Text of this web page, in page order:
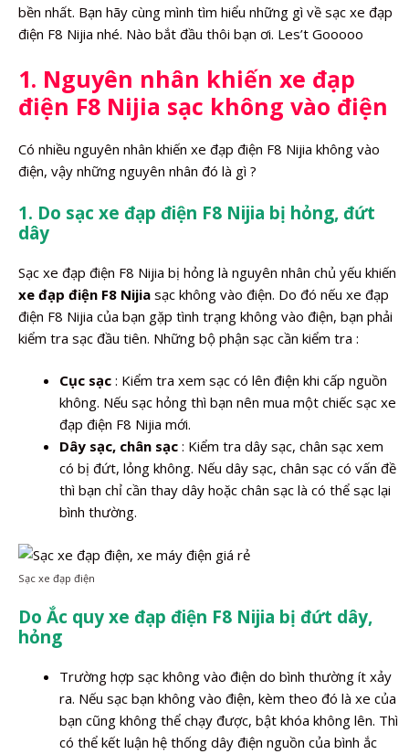
bền nhất. Bạn hãy cùng mình tìm hiểu những gì về sạc xe đạp
điện F8 Nijia nhé. Nào bắt đầu thôi bạn ơi. Les’t Gooooo
1. Nguyên nhân khiến xe đạp
điện F8 Nijia sạc không vào điện
Có nhiều nguyên nhân khiến xe đạp điện F8 Nijia không vào
điện, vậy những nguyên nhân đó là gì ?
1. Do sạc xe đạp điện F8 Nijia bị hỏng, đứt
dây
Sạc xe đạp điện F8 Nijia bị hỏng là nguyên nhân chủ yếu khiến
xe đạp điện F8 Nijia sạc không vào điện. Do đó nếu xe đạp
điện F8 Nijia của bạn gặp tình trạng không vào điện, bạn phải
kiểm tra sạc đầu tiên. Những bộ phận sạc cần kiểm tra :
Cục sạc : Kiểm tra xem sạc có lên điện khi cấp nguồn
không. Nếu sạc hỏng thì bạn nên mua một chiếc sạc xe
đạp điện F8 Nijia mới.
Dây sạc, chân sạc : Kiểm tra dây sạc, chân sạc xem
có bị đứt, lỏng không. Nếu dây sạc, chân sạc có vấn đề
thì bạn chỉ cần thay dây hoặc chân sạc là có thể sạc lại
bình thường.
Sạc xe đạp điện
Do Ắc quy xe đạp điện F8 Nijia bị đứt dây,
hỏng
Trường hợp sạc không vào điện do bình thường ít xảy
ra. Nếu sạc bạn không vào điện, kèm theo đó là xe của
bạn cũng không thể chạy được, bật khóa không lên. Thì
có thể kết luận hệ thống dây điện nguồn của bình ắc